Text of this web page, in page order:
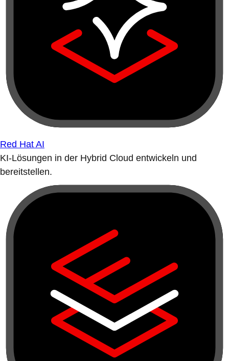
Red Hat AI
KI-Lösungen in der Hybrid Cloud entwickeln und
bereitstellen.